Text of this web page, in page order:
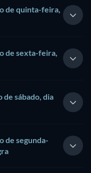
de quinta-feira,
de sexta-feira,
sábado, dia
de segunda-